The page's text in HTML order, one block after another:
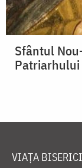
Sfântul
VIAȚA